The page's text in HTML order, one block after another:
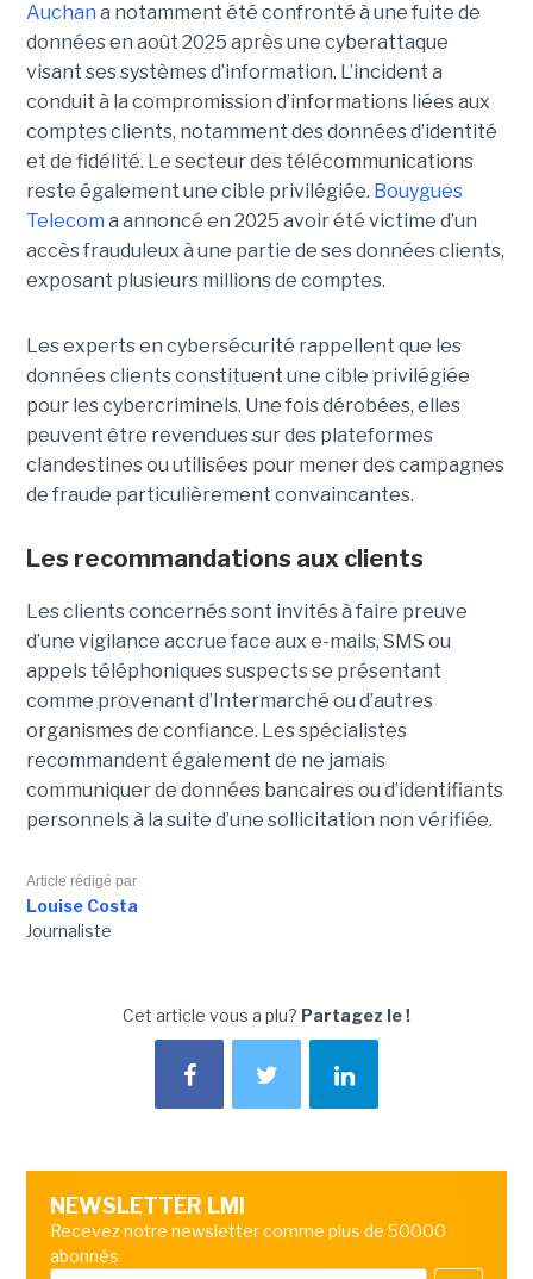
Auchan a notamment été confronté à une fuite de
données en août 2025 après une cyberattaque
visant ses systèmes d’information. L’incident a
conduit à la compromission d’informations liées aux
comptes clients, notamment des données d’identité
et de fidélité. Le secteur des télécommunications
reste également une cible privilégiée. Bouygues
Telecom a annoncé en 2025 avoir été victime d’un
accès frauduleux à une partie de ses données clients,
exposant plusieurs millions de comptes.
Les experts en cybersécurité rappellent que les
données clients constituent une cible privilégiée
pour les cybercriminels. Une fois dérobées, elles
peuvent être revendues sur des plateformes
clandestines ou utilisées pour mener des campagnes
de fraude particulièrement convaincantes.
Les recommandations aux clients
Les clients concernés sont invités à faire preuve
d’une vigilance accrue face aux e-mails, SMS ou
appels téléphoniques suspects se présentant
comme provenant d’Intermarché ou d’autres
organismes de confiance. Les spécialistes
recommandent également de ne jamais
communiquer de données bancaires ou d’identifiants
personnels à la suite d’une sollicitation non vérifiée.
Article rédigé par
Louise Costa
Journaliste
Cet article vous a plu? Partagez le !
NEWSLETTER LMI
Recevez notre newsletter comme plus de 50000
abonnés